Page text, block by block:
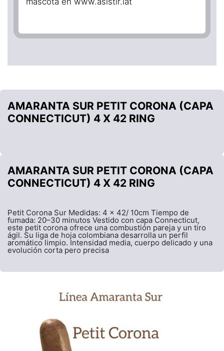
AMARANTA SUR PETIT CORONA (CAPA
CONNECTICUT) 4 X 42 RING
AMARANTA SUR PETIT CORONA (CAPA
CONNECTICUT) 4 X 42 RING
Petit Corona Sur Medidas: 4 x 42/ 10cm Tiempo de
fumada: 20–30 minutos Vestido con capa Connecticut,
este petit corona ofrece una combustión pareja y un tiro
ágil. Su liga de hoja colombiana desarrolla un perfil
aromático limpio. Intensidad media, cuerpo delicado y una
evolución corta pero precisa